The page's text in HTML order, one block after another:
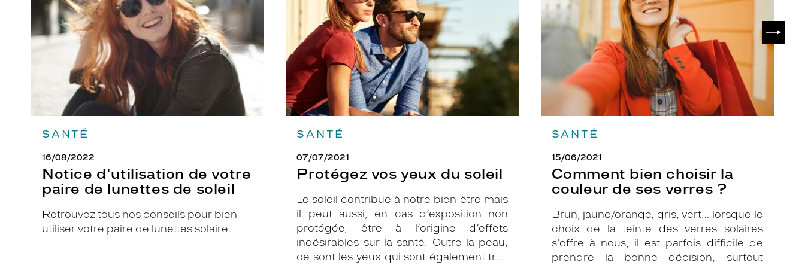
SANTÉ
16/08/2022
Notice d'utilisation de votre
paire de lunettes de soleil
Retrouvez tous nos conseils pour bien
utiliser votre paire de lunettes solaire.
paire
de
lunettes
de
SANTÉ
07/07/2021
Protégez vos yeux du soleil
Le soleil contribue à notre bien-être mais
il peut aussi, en cas d’exposition non
protégée, être à l’origine d’effets
indésirables sur la santé. Outre la peau,
ce sont les yeux qui sont également très
soleil
SANTÉ
15/06/2021
Comment bien choisir la
couleur de ses verres ?
Brun, jaune/orange, gris, vert… lorsque le
choix de la teinte des verres solaires
s’offre à nous, il est parfois difficile de
prendre la bonne décision, surtout
couleur
de
verres